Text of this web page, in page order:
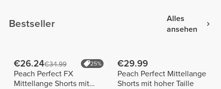
Bestseller
Alles
ansehen
€26.24€34.99 25%
Peach Perfect FX
Mittellange Shorts mit
€29.99
Peach Perfect Mittellange
Shorts mit hoher Taille